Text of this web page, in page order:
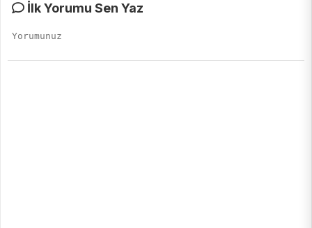
İlk Yorumu Sen Yaz